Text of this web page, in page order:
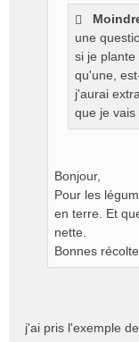
une
si je
qu'une,
j'aurai
que je
Bonjour,
Pour les
en terre. Et
nette.
Bonnes
j'ai pris l'exemple